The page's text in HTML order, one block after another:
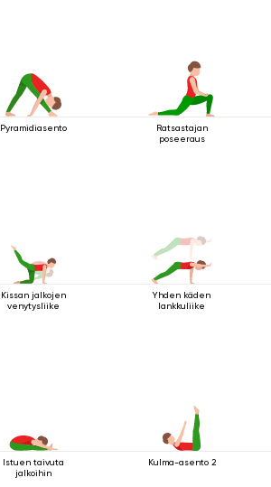
Pyramidiasento
Ratsastajan
poseeraus
Kissan jalkojen
venytysliike
Yhden käden
lankkuliike
Istuen taivuta
jalkoihin
Kulma-asento 2